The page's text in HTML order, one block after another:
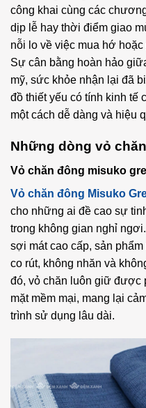
công khai cùng các
dịp lễ hay thời điểm giao
nỗi lo về việc mua hớ
Sự cân bằng hoàn hảo
mỹ, sức khỏe nhận lại đã
đồ thiết yếu có tính kinh tế
một cách dễ dàng và hiệu
Những dòng vỏ
Vỏ chăn đông misuko
Vỏ chăn đông Misuko
cho những ai đề cao sự
trong không gian nghỉ
sợi mát cao cấp, sản
co rút, không nhăn và
đó, vỏ chăn luôn giữ được
mặt mềm mại, mang lại
trình sử dụng lâu dài.